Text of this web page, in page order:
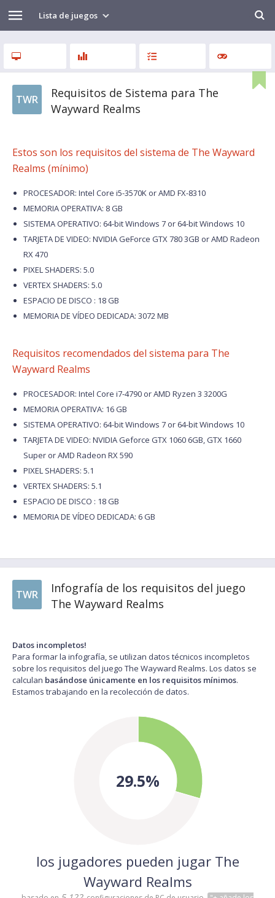
Lista de juegos
TWR
Requisitos de Sistema para The
Wayward Realms
Estos son los requisitos del sistema de The Wayward
Realms (mínimo)
PROCESADOR: Intel Core i5-3570K or AMD FX-8310
MEMORIA OPERATIVA: 8 GB
SISTEMA OPERATIVO: 64-bit Windows 7 or 64-bit Windows 10
TARJETA DE VIDEO: NVIDIA GeForce GTX 780 3GB or AMD Radeon
RX 470
PIXEL SHADERS: 5.0
VERTEX SHADERS: 5.0
ESPACIO DE DISCO : 18 GB
MEMORIA DE VÍDEO DEDICADA: 3072 MB
Requisitos recomendados del sistema para The
Wayward Realms
PROCESADOR: Intel Core i7-4790 or AMD Ryzen 3 3200G
MEMORIA OPERATIVA: 16 GB
SISTEMA OPERATIVO: 64-bit Windows 7 or 64-bit Windows 10
TARJETA DE VIDEO: NVIDIA Geforce GTX 1060 6GB, GTX 1660
Super or AMD Radeon RX 590
PIXEL SHADERS: 5.1
VERTEX SHADERS: 5.1
ESPACIO DE DISCO : 18 GB
MEMORIA DE VÍDEO DEDICADA: 6 GB
TWR
Infografía de los requisitos del juego
The Wayward Realms
Datos incompletos!
Para formar la infografía, se utilizan datos técnicos incompletos
sobre los requisitos del juego The Wayward Realms. Los datos se
calculan basándose únicamente en los requisitos mínimos.
Estamos trabajando en la recolección de datos.
29.5%
los jugadores pueden jugar The
Wayward Realms